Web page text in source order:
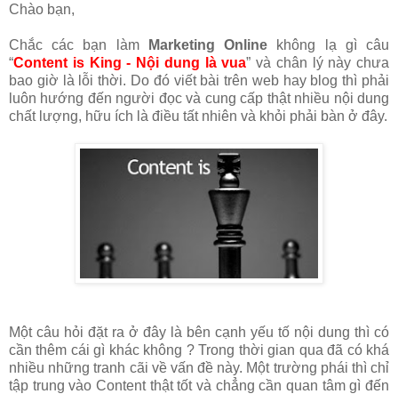
Chào bạn,
Chắc các bạn làm Marketing Online không lạ gì câu
“Content is King - Nội dung là vua” và chân lý này chưa
bao giờ là lỗi thời. Do đó viết bài trên web hay blog thì phải
luôn hướng đến người đọc và cung cấp thật nhiều nội dung
chất lượng, hữu ích là điều tất nhiên và khỏi phải bàn ở đây.
Một câu hỏi đặt ra ở đây là bên cạnh yếu tố nội dung thì có
cần thêm cái gì khác không ? Trong thời gian qua đã có khá
nhiều những tranh cãi về vấn đề này. Một trường phái thì chỉ
tập trung vào Content thật tốt và chẳng cần quan tâm gì đến